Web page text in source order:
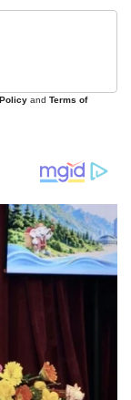
and Terms of